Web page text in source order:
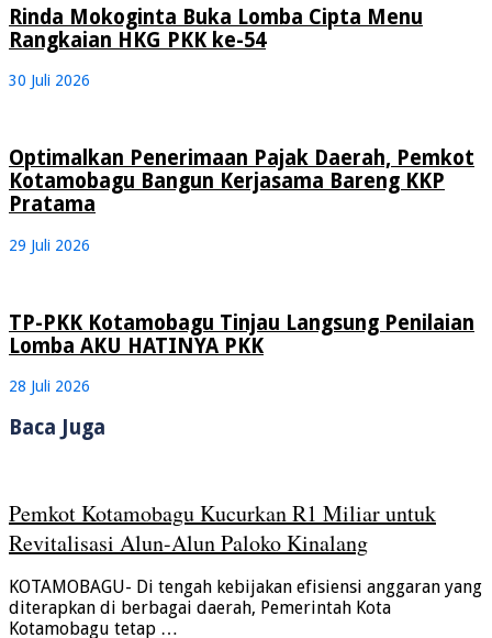
Rinda Mokoginta Buka Lomba Cipta Menu
Rangkaian HKG PKK ke-54
30 Juli 2026
Optimalkan Penerimaan Pajak Daerah, Pemkot
Kotamobagu Bangun Kerjasama Bareng KKP
Pratama
29 Juli 2026
TP-PKK Kotamobagu Tinjau Langsung Penilaian
Lomba AKU HATINYA PKK
28 Juli 2026
Baca Juga
Pemkot Kotamobagu Kucurkan R1 Miliar untuk
Revitalisasi Alun-Alun Paloko Kinalang
KOTAMOBAGU- Di tengah kebijakan efisiensi anggaran yang
diterapkan di berbagai daerah, Pemerintah Kota
Kotamobagu tetap …